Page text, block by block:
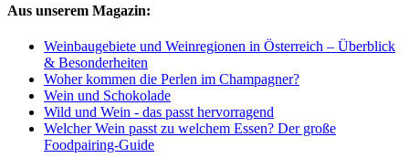
Aus unserem Magazin:
Weinbaugebiete und Weinregionen in Österreich – Überblick
& Besonderheiten
Woher kommen die Perlen im Champagner?
Wein und Schokolade
Wild und Wein - das passt hervorragend
Welcher Wein passt zu welchem Essen? Der große
Foodpairing-Guide